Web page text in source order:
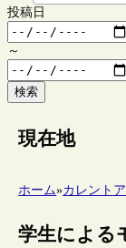
投稿日
～
検索
現在地
ホーム»カレント
学生による